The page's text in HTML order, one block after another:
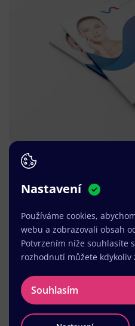
Nastavení
Používáme cookies,
webu a zobrazovali obsah
Potvrzením níže souhlasíte
rozhodnutí můžete kdykoliv
Souhlasím